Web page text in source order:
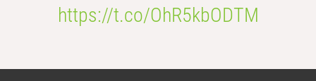
https://t.co/OhR5kbODTM